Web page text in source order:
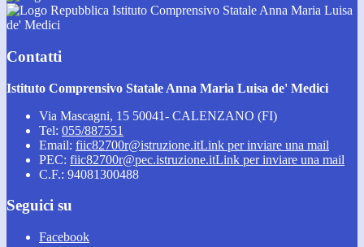
Istituto Comprensivo Statale Anna Maria Luisa
de' Medici
Contatti
Istituto Comprensivo Statale Anna Maria Luisa de' Medici
Via Mascagni, 15 50041- CALENZANO (FI)
Tel: 055/887551
Email: fiic82700r@istruzione.itLink per inviare una mail
PEC: fiic82700r@pec.istruzione.itLink per inviare una mail
C.F.: 94081300488
Seguici su
Facebook